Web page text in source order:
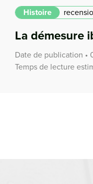
Histoire
La démesure
Date de publication •
Temps de lecture